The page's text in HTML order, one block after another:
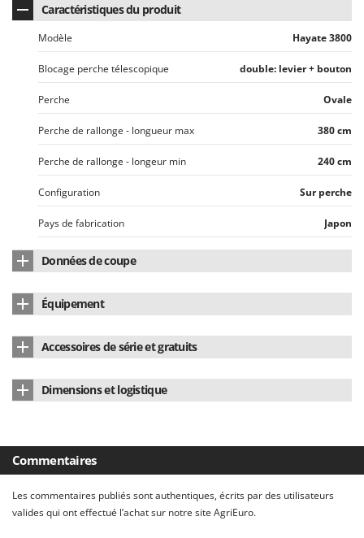
Mockmill
More than chef
MOSA
MOVA
Mowox
MTD
Nilfisk
Ninja
Novatec
NuAir
O
Officine Savioli
Oliviero
OMA
Omas
Ompagrill
Ooni
Caractéristiques du produit
Modèle Hayate 3800
Blocage perche télescopique double: levier + bouton
Perche Ovale
Perche de rallonge - longueur max 380 cm
Perche de rallonge - longeur min 240 cm
Configuration Sur perche
Pays de fabrication Japon
Données de coupe
Extrémité Recourbée
Équipement
Accessoires de série et gratuits
Dimensions et logistique
Poids net 2.4 Kg
Dimensions emballage(s) original cm (L x l x H)
Commentaires
Les commentaires publiés sont authentiques, écrits par des utilisateurs
valides qui ont effectué l’achat sur notre site AgriEuro.